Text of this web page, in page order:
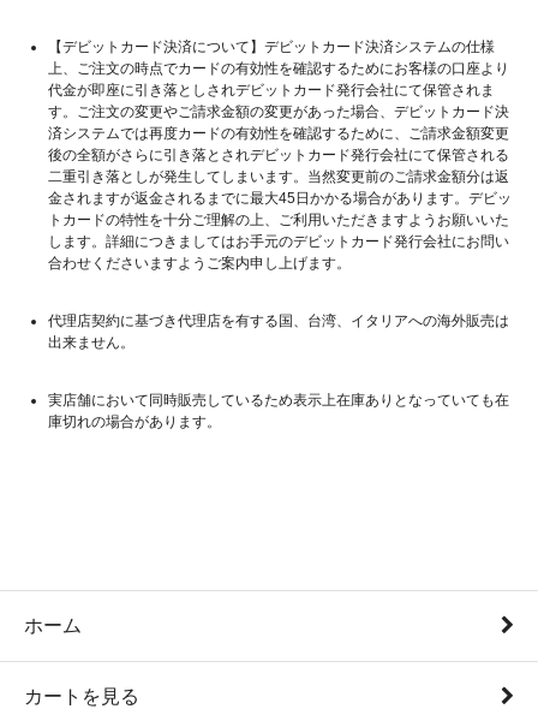
【デビットカード決済について】デビットカード決済システムの仕様
上、ご注文の時点でカードの有効性を確認するためにお客様の口座より
代金が即座に引き落としされデビットカード発行会社にて保管されま
す。ご注文の変更やご請求金額の変更があった場合、デビットカード決
済システムでは再度カードの有効性を確認するために、ご請求金額変更
後の全額がさらに引き落とされデビットカード発行会社にて保管される
二重引き落としが発生してしまいます。当然変更前のご請求金額分は返
金されますが返金されるまでに最大45日かかる場合があります。デビッ
トカードの特性を十分ご理解の上、ご利用いただきますようお願いいた
します。詳細につきましてはお手元のデビットカード発行会社にお問い
合わせくださいますようご案内申し上げます。
代理店契約に基づき代理店を有する国、台湾、イタリアへの海外販売は
出来ません。
実店舗において同時販売しているため表示上在庫ありとなっていても在
庫切れの場合があります。
ホーム
カートを見る